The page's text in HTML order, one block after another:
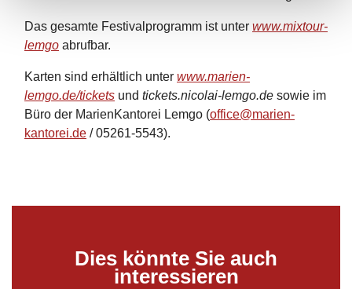
Das gesamte Festivalprogramm ist unter www.mixtour-
lemgo abrufbar.
Karten sind erhältlich unter www.marien-
lemgo.de/tickets und tickets.nicolai-lemgo.de sowie im
Büro der MarienKantorei Lemgo (office@marien-
kantorei.de / 05261-5543).
Dies könnte Sie auch
interessieren